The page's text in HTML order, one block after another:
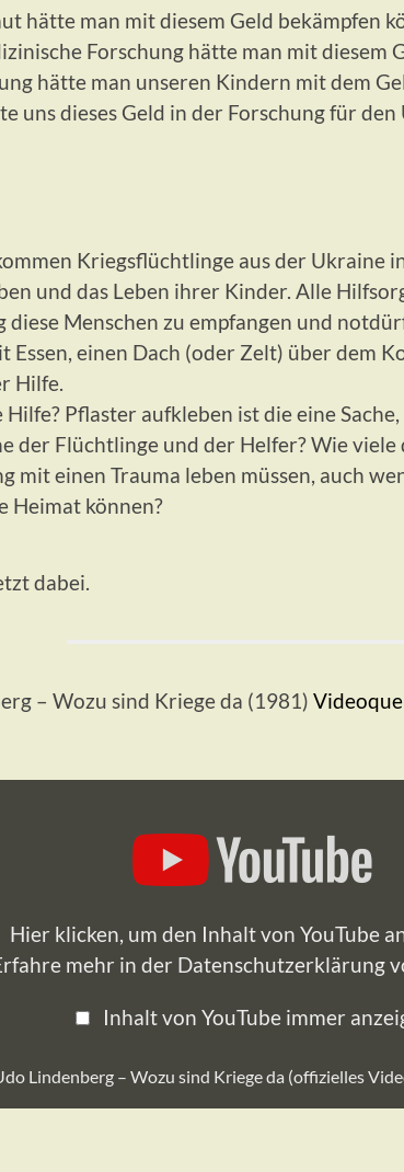
hätte man mit diesem Geld bekämpfen
Forschung hätte man mit diesem
hätte man unseren Kindern mit dem
uns dieses Geld in der Forschung für
Kriegsflüchtlinge aus der Ukraine
und das Leben ihrer Kinder. Alle
Menschen zu empfangen und
Essen, einen Dach (oder Zelt) über dem
Hilfe.
Hilfe? Pflaster aufkleben ist die eine
der Flüchtlinge und der Helfer? Wie
mit einen Trauma leben müssen, auch
Heimat können?
dabei.
– Wozu sind Kriege da (1981)
Hier klicken, um den Inhalt von YouTube
mehr in der Datenschutzerklärung
Inhalt von YouTube immer
Lindenberg – Wozu sind Kriege da (offizielles